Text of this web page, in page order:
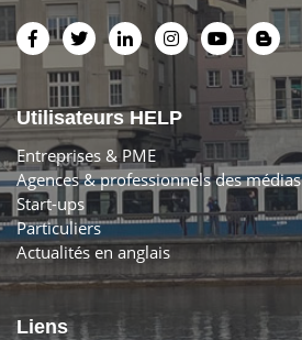
Utilisateurs HELP
Entreprises & PME
Agences & professionnels des médias
Start-ups
Particuliers
Actualités en anglais
Liens